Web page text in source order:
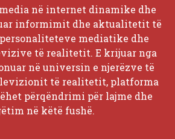
në internet dinamike dhe
informimit dhe aktualitetit të
mediatike dhe
të realitetit. E krijuar nga
në universin e njerëzve të
të realitetit, platforma
përqëndrimi për lajme dhe
në këtë fushë.